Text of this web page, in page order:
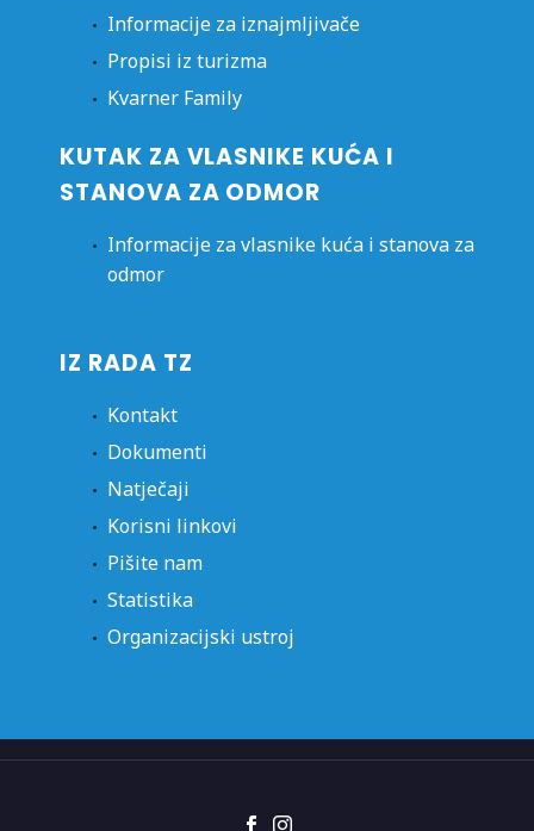
Informacije za iznajmljivače
Propisi iz turizma
Kvarner Family
KUTAK ZA VLASNIKE KUĆA I
STANOVA ZA ODMOR
Informacije za vlasnike kuća i stanova za
odmor
IZ RADA TZ
Kontakt
Dokumenti
Natječaji
Korisni linkovi
Pišite nam
Statistika
Organizacijski ustroj